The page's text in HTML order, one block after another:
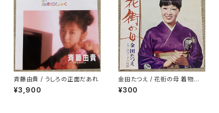
斉藤由貴 / うしろの正面だあれ
¥3,900
金田たつえ / 花街の母 着物ジャ
ケ
¥300